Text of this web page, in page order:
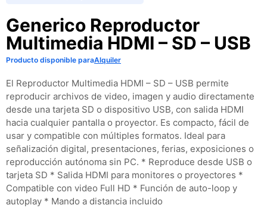
Generico Reproductor
Multimedia HDMI – SD – USB
Producto disponible paraAlquiler
El Reproductor Multimedia HDMI – SD – USB permite
reproducir archivos de video, imagen y audio directamente
desde una tarjeta SD o dispositivo USB, con salida HDMI
hacia cualquier pantalla o proyector. Es compacto, fácil de
usar y compatible con múltiples formatos. Ideal para
señalización digital, presentaciones, ferias, exposiciones o
reproducción autónoma sin PC. * Reproduce desde USB o
tarjeta SD * Salida HDMI para monitores o proyectores *
Compatible con video Full HD * Función de auto-loop y
autoplay * Mando a distancia incluido